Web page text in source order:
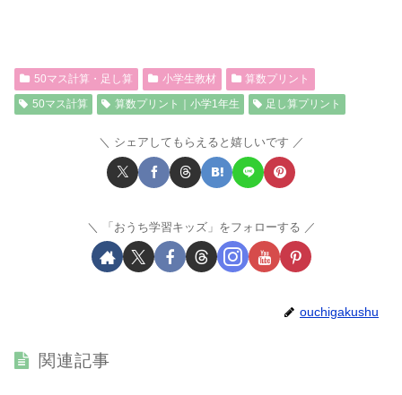
50マス計算・足し算 小学生教材
算数プリント
50マス計算
算数プリント｜小学1年生 足し算プリント
シェアしてもらえると嬉しいです
「おうち学習キッズ」をフォローする
ouchigakushu
関連記事